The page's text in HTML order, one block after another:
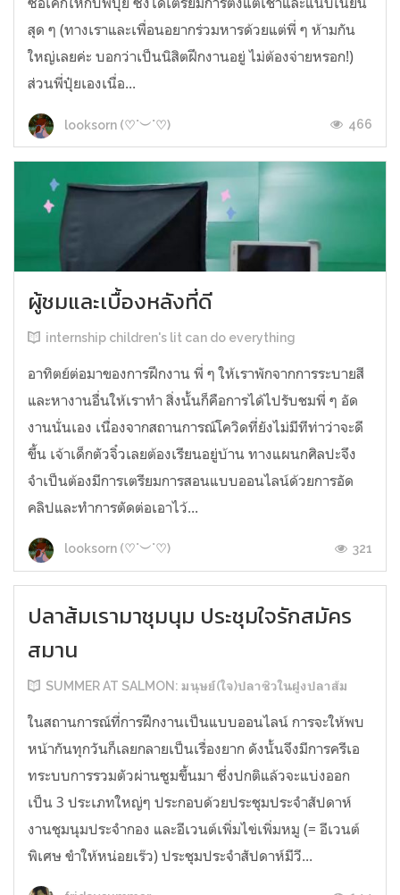
สุด ๆ (ทางเราและเพื่อนอยากร่วมหารด้วยแต่พี่ ๆ ห้ามกัน
ใหญ่เลยค่ะ บอกว่าเป็นนิสิตฝึกงานอยู่ ไม่ต้องจ่ายหรอก!)
ส่วนพี่ปุ๋ยเองเนื่อ...
looksorn (♡˙︶˙♡) 466
ผู้ชมและเบื้องหลังที่ดี
internship children's lit can do everything
อาทิตย์ต่อมาของการฝึกงาน พี่ ๆ ให้เราพักจากการระบายสี
และหางานอื่นให้เราทำ สิ่งนั้นก็คือการได้ไปรับชมพี่ ๆ อัด
งานนั่นเอง เนื่องจากสถานการณ์โควิดที่ยังไม่มีทีท่าว่าจะดี
ขึ้น เจ้าเด็กตัวจิ๋วเลยต้องเรียนอยู่บ้าน ทางแผนกศิลปะจึง
จำเป็นต้องมีการเตรียมการสอนแบบออนไลน์ด้วยการอัด
คลิปและทำการตัดต่อเอาไว้...
looksorn (♡˙︶˙♡) 321
ปลาส้มเรามาชุมนุม ประชุมใจรักสมัคร
สมาน
SUMMER AT SALMON: มนุษย์(ใจ)ปลาซิวในฝูงปลาส้ม
ในสถานการณ์ที่การฝึกงานเป็นแบบออนไลน์ การจะให้พบ
หน้ากันทุกวันก็เลยกลายเป็นเรื่องยาก ดังนั้นจึงมีการครีเอ
ทระบบการรวมตัวผ่านซูมขึ้นมา ซึ่งปกติแล้วจะแบ่งออก
เป็น 3 ประเภทใหญ่ๆ ประกอบด้วยประชุมประจำสัปดาห์
งานชุมนุมประจำกอง และอีเวนต์เพิ่มไข่เพิ่มหมู (= อีเวนต์
พิเศษ ขำให้หน่อยเร๊ว) ประชุมประจำสัปดาห์มีวี...